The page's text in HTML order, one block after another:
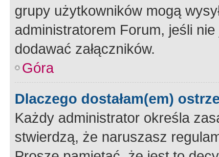
grupy użytkowników mogą
administratorem Forum, jeśli
dodawać załączników.
Góra
Dlaczego dostałam(em)
Każdy administrator określa
stwierdzą, że naruszasz